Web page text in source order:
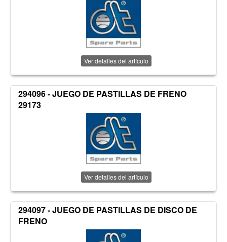
Ver detalles del artículo
294096 - JUEGO DE PASTILLAS DE FRENO
29173
Ver detalles del artículo
294097 - JUEGO DE PASTILLAS DE DISCO DE
FRENO